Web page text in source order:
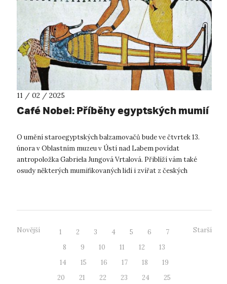
11 / 02 / 2025
Café Nobel: Příběhy egyptských mumií
O umění staroegyptských balzamovačů bude ve čtvrtek 13.
února v Oblastním muzeu v Ústí nad Labem povídat
antropoložka Gabriela Jungová Vrtalová. Přiblíží vám také
osudy některých mumifikovaných lidí i zvířat z českých
Novější 1 2 3 4 5 6
7
8
9 10 11 12
13
14
15 16 17 18
19
20
21 22 23 24
25
Starší